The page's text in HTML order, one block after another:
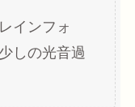
インフォ
しの光音過